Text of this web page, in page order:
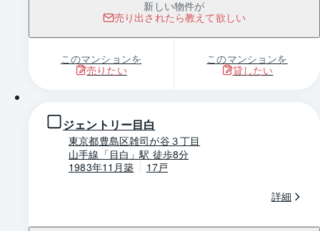
新しい物件が
売り出されたら教えて欲しい
このマンションを
売りたい
このマンションを
貸したい
ジェントリー目白
東京都豊島区雑司が谷３丁目
山手線「目白」駅 徒歩8分
1983年11月築
17戸
詳細